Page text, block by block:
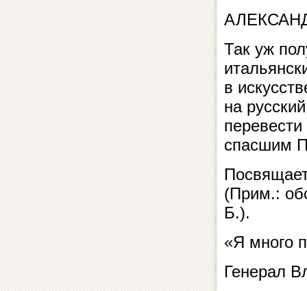
Так уж
в
на
спасшим
(Прим.:
Б.).
«Я много
Генерал